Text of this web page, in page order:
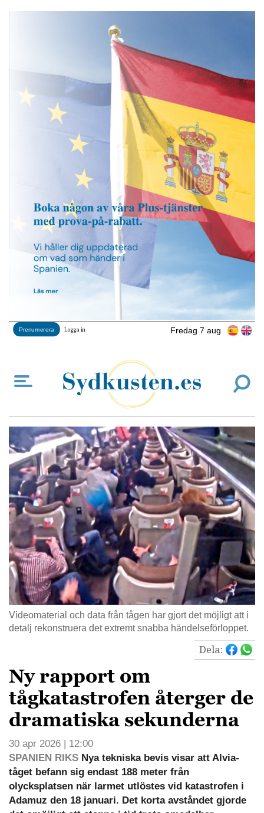
Fredag 7 aug
Prenumerera Logga in
Videomaterial och data från tågen har gjort det möjligt att i
detalj rekonstruera det extremt snabba händelseförloppet.
Dela:
Ny rapport om
tågkatastrofen återger de
dramatiska sekunderna
30 apr 2026 | 12:00
SPANIEN RIKS Nya tekniska bevis visar att Alvia-
tåget befann sig endast 188 meter från
olycksplatsen när larmet utlöstes vid katastrofen i
Adamuz den 18 januari. Det korta avståndet gjorde